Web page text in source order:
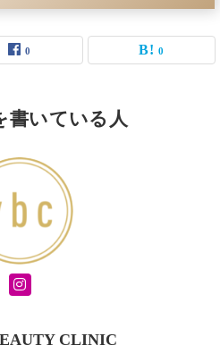
0 0
書いている人
CLINIC